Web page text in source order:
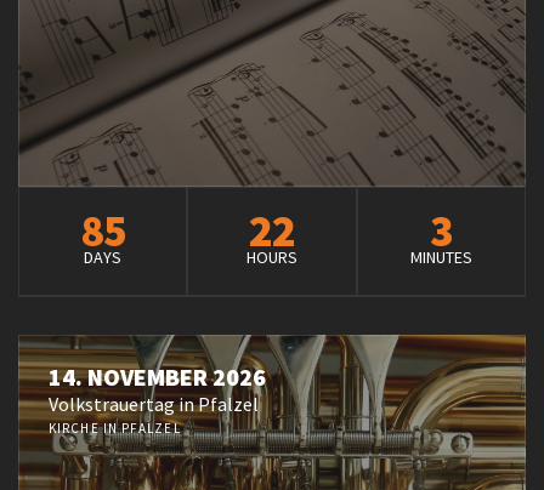
85
DAYS 22
HOURS 3
MINUTES
14. NOVEMBER 2026
Volkstrauertag in Pfalzel
KIRCHE IN PFALZEL